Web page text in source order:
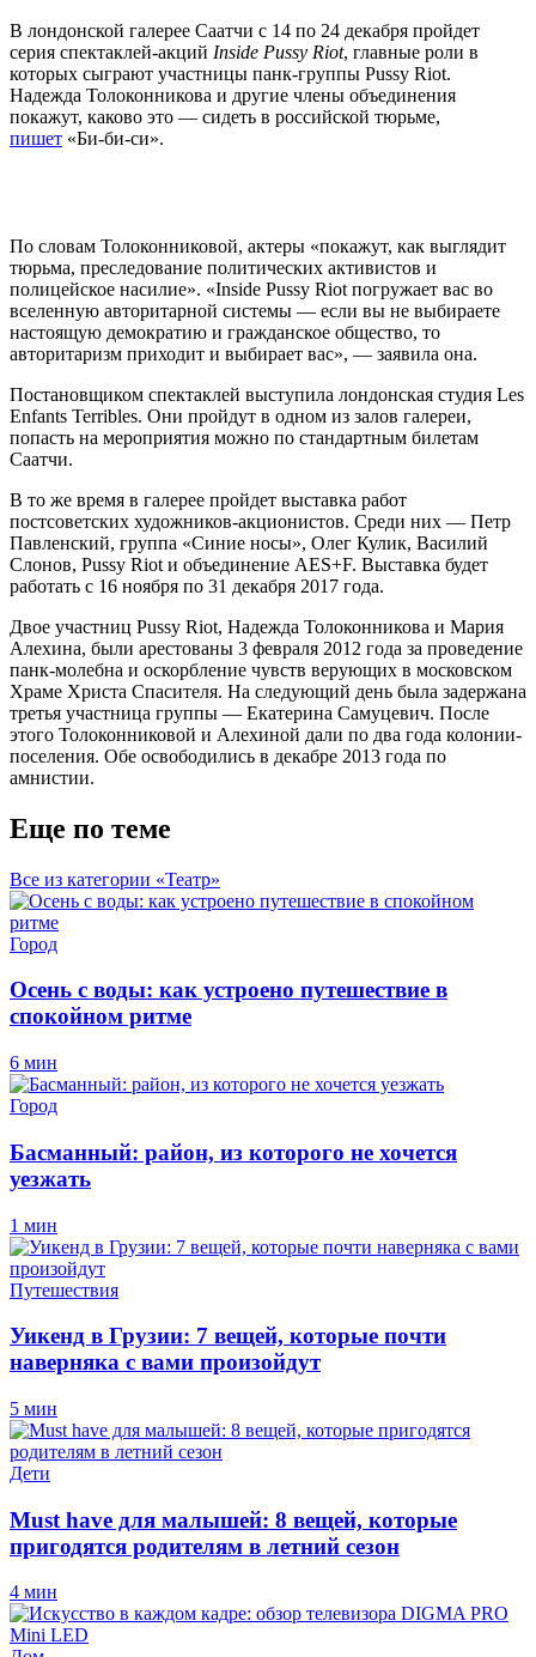
В лондонской галерее Саатчи с 14 по 24 декабря пройдет
серия спектаклей-акций Inside Pussy Riot, главные роли в
которых сыграют участницы панк-группы Pussy Riot.
Надежда Толоконникова и другие члены объединения
покажут, каково это — сидеть в российской тюрьме,
пишет «Би-би-си».
По словам Толоконниковой, актеры «покажут, как выглядит
тюрьма, преследование политических активистов и
полицейское насилие». «Inside Pussy Riot погружает вас во
вселенную авторитарной системы — если вы не выбираете
настоящую демократию и гражданское общество, то
авторитаризм приходит и выбирает вас», — заявила она.
Постановщиком спектаклей выступила лондонская студия Les
Enfants Terribles. Они пройдут в одном из залов галереи,
попасть на мероприятия можно по стандартным билетам
Саатчи.
В то же время в галерее пройдет выставка работ
постсоветских художников-акционистов. Среди них — Петр
Павленский, группа «Синие носы», Олег Кулик, Василий
Слонов, Pussy Riot и объединение AES+F. Выставка будет
работать с 16 ноября по 31 декабря 2017 года.
Двое участниц Pussy Riot, Надежда Толоконникова и Мария
Алехина, были арестованы 3 февраля 2012 года за проведение
панк-молебна и оскорбление чувств верующих в московском
Храме Христа Спасителя. На следующий день была задержана
третья участница группы — Екатерина Самуцевич. После
этого Толоконниковой и Алехиной дали по два года колонии-
поселения. Обе освободились в декабре 2013 года по
амнистии.
Еще по теме
Все из категории «Театр»
Город
Осень с воды: как устроено путешествие в
спокойном ритме
6 мин
Город
Басманный: район, из которого не хочется
уезжать
1 мин
Путешествия
Уикенд в Грузии: 7 вещей, которые почти
наверняка с вами произойдут
5 мин
Дети
Must have для малышей: 8 вещей, которые
пригодятся родителям в летний сезон
4 мин